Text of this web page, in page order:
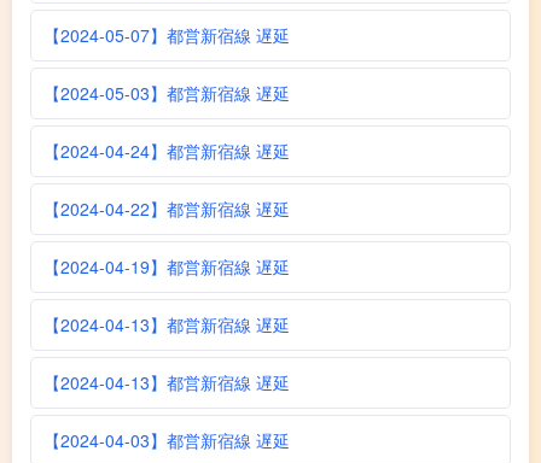
【2024-05-07】都営新宿線 遅延
【2024-05-03】都営新宿線 遅延
【2024-04-24】都営新宿線 遅延
【2024-04-22】都営新宿線 遅延
【2024-04-19】都営新宿線 遅延
【2024-04-13】都営新宿線 遅延
【2024-04-13】都営新宿線 遅延
【2024-04-03】都営新宿線 遅延